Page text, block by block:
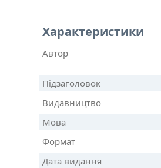
Характеристики
Автор
Підзаголовок
Видавництво
Мова
Формат
Дата видання